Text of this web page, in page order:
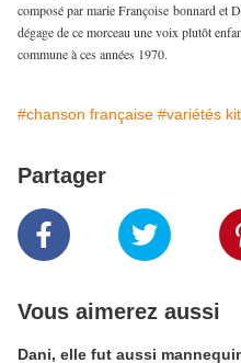
composé par marie Françoise bonnard et
dégage de ce morceau une voix plutôt
commune à ces années 1970.
#chanson française #variétés
Partager
Vous aimerez aussi
Dani, elle fut aussi